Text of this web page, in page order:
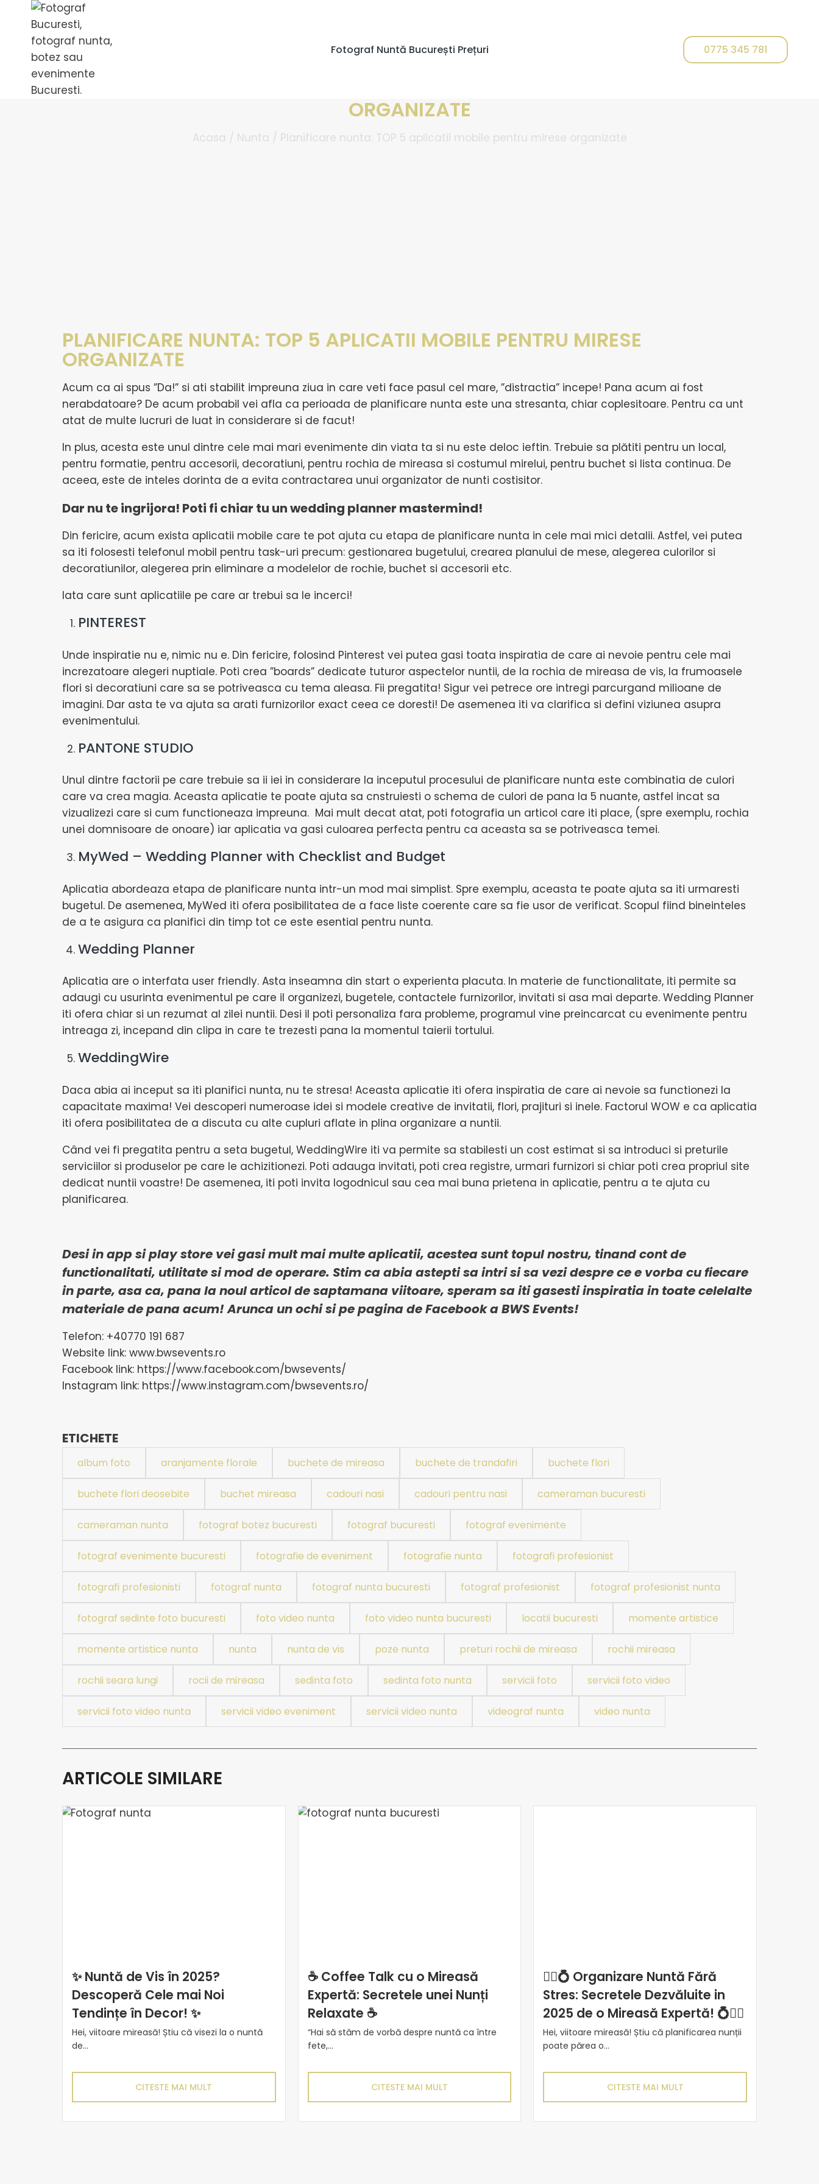
Fotograf Nuntă București Prețuri 0775 345 781
ORGANIZATE
Acasa / Nunta / Planificare nunta: TOP 5 aplicatii mobile pentru mirese organizate
PLANIFICARE NUNTA: TOP 5 APLICATII MOBILE PENTRU MIRESE
ORGANIZATE
Acum ca ai spus ”Da!” si ati stabilit impreuna ziua in care veti face pasul cel mare, ”distractia” incepe! Pana acum ai fost
nerabdatoare? De acum probabil vei afla ca perioada de planificare nunta este una stresanta, chiar coplesitoare. Pentru ca unt
atat de multe lucruri de luat in considerare si de facut!
In plus, acesta este unul dintre cele mai mari evenimente din viata ta si nu este deloc ieftin. Trebuie sa plătiti pentru un local,
pentru formatie, pentru accesorii, decoratiuni, pentru rochia de mireasa si costumul mirelui, pentru buchet si lista continua. De
aceea, este de inteles dorinta de a evita contractarea unui organizator de nunti costisitor.
Dar nu te ingrijora! Poti fi chiar tu un wedding planner mastermind!
Din fericire, acum exista aplicatii mobile care te pot ajuta cu etapa de planificare nunta in cele mai mici detalii. Astfel, vei putea
sa iti folosesti telefonul mobil pentru task-uri precum: gestionarea bugetului, crearea planului de mese, alegerea culorilor si
decoratiunilor, alegerea prin eliminare a modelelor de rochie, buchet si accesorii etc.
Iata care sunt aplicatiile pe care ar trebui sa le incerci!
PINTEREST
Unde inspiratie nu e, nimic nu e. Din fericire, folosind Pinterest vei putea gasi toata inspiratia de care ai nevoie pentru cele mai
increzatoare alegeri nuptiale. Poti crea ”boards” dedicate tuturor aspectelor nuntii, de la rochia de mireasa de vis, la frumoasele
flori si decoratiuni care sa se potriveasca cu tema aleasa. Fii pregatita! Sigur vei petrece ore intregi parcurgand milioane de
imagini. Dar asta te va ajuta sa arati furnizorilor exact ceea ce doresti! De asemenea iti va clarifica si defini viziunea asupra
evenimentului.
PANTONE STUDIO
Unul dintre factorii pe care trebuie sa ii iei in considerare la inceputul procesului de planificare nunta este combinatia de culori
care va crea magia. Aceasta aplicatie te poate ajuta sa cnstruiesti o schema de culori de pana la 5 nuante, astfel incat sa
vizualizezi care si cum functioneaza impreuna. Mai mult decat atat, poti fotografia un articol care iti place, (spre exemplu, rochia
unei domnisoare de onoare) iar aplicatia va gasi culoarea perfecta pentru ca aceasta sa se potriveasca temei.
MyWed – Wedding Planner with Checklist and Budget
Aplicatia abordeaza etapa de planificare nunta intr-un mod mai simplist. Spre exemplu, aceasta te poate ajuta sa iti urmaresti
bugetul. De asemenea, MyWed iti ofera posibilitatea de a face liste coerente care sa fie usor de verificat. Scopul fiind bineinteles
de a te asigura ca planifici din timp tot ce este esential pentru nunta.
Wedding Planner
Aplicatia are o interfata user friendly. Asta inseamna din start o experienta placuta. In materie de functionalitate, iti permite sa
adaugi cu usurinta evenimentul pe care il organizezi, bugetele, contactele furnizorilor, invitati si asa mai departe. Wedding Planner
iti ofera chiar si un rezumat al zilei nuntii. Desi il poti personaliza fara probleme, programul vine preincarcat cu evenimente pentru
intreaga zi, incepand din clipa in care te trezesti pana la momentul taierii tortului.
WeddingWire
Daca abia ai inceput sa iti planifici nunta, nu te stresa! Aceasta aplicatie iti ofera inspiratia de care ai nevoie sa functionezi la
capacitate maxima! Vei descoperi numeroase idei si modele creative de invitatii, flori, prajituri si inele. Factorul WOW e ca aplicatia
iti ofera posibilitatea de a discuta cu alte cupluri aflate in plina organizare a nuntii.
Când vei fi pregatita pentru a seta bugetul, WeddingWire iti va permite sa stabilesti un cost estimat si sa introduci si preturile
serviciilor si produselor pe care le achizitionezi. Poti adauga invitati, poti crea registre, urmari furnizori si chiar poti crea propriul site
dedicat nuntii voastre! De asemenea, iti poti invita logodnicul sau cea mai buna prietena in aplicatie, pentru a te ajuta cu
planificarea.
Desi in app si play store vei gasi mult mai multe aplicatii, acestea sunt topul nostru, tinand cont de
functionalitati, utilitate si mod de operare. Stim ca abia astepti sa intri si sa vezi despre ce e vorba cu fiecare
in parte, asa ca, pana la noul articol de saptamana viitoare, speram sa iti gasesti inspiratia in toatecelelalte
materialede pana acum! Arunca un ochi si pepagina de FacebookaBWS Events!
Telefon: +40770 191 687
Website link: www.bwsevents.ro
Facebook link: https://www.facebook.com/bwsevents/
Instagram link: https://www.instagram.com/bwsevents.ro/
ETICHETE
album foto aranjamente florale buchete de mireasa buchete de trandafiri buchete flori
buchete flori deosebite buchet mireasa cadouri nasi cadouri pentru nasi cameraman bucuresti
cameraman nunta fotograf botez bucuresti fotograf bucuresti fotograf evenimente
fotograf evenimente bucuresti fotografie de eveniment fotografie nunta fotografi profesionist
fotografi profesionisti fotograf nunta fotograf nunta bucuresti fotograf profesionist fotograf profesionist nunta
fotograf sedinte foto bucuresti foto video nunta foto video nunta bucuresti locatii bucuresti momente artistice
momente artistice nunta nunta nunta de vis poze nunta preturi rochii de mireasa rochii mireasa
rochii seara lungi rocii de mireasa sedinta foto sedinta foto nunta servicii foto servicii foto video
servicii foto video nunta servicii video eveniment servicii video nunta videograf nunta video nunta
ARTICOLE SIMILARE
✨ Nuntă de Vis în 2025?
Descoperă Cele mai Noi
Tendințe în Decor! ✨
Hei, viitoare mireasă! Știu că visezi la o nuntă
de...
CITESTE MAI MULT
☕ Coffee Talk cu o Mireasă
Expertă: Secretele unei Nunți
Relaxate ☕
“Hai să stăm de vorbă despre nuntă ca între
fete,...
CITESTE MAI MULT
👰‍♀️💍 Organizare Nuntă Fără
Stres: Secretele Dezvăluite in
2025 de o Mireasă Expertă! 💍👰‍♀️
Hei, viitoare mireasă! Știu că planificarea nunții
poate părea o...
CITESTE MAI MULT